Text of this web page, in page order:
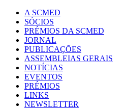
A SCMED
SÓCIOS
PRÉMIOS DA SCMED
JORNAL
PUBLICAÇÕES
ASSEMBLEIAS GERAIS
NOTÍCIAS
EVENTOS
PRÉMIOS
LINKS
NEWSLETTER